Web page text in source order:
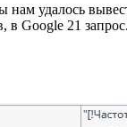
нам удалось
в Google 21 запрос.